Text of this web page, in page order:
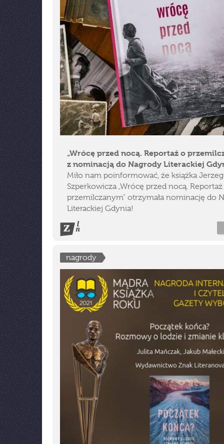
„Wrócę przed nocą. Reportaż o
z nominacją do Nagrody Literackiej
Miło nam poinformować, że książka
Szperkowicza „Wrócę przed nocą.
przemilczanym" otrzymała nominację do
Literackiej Gdynia!
nagrody